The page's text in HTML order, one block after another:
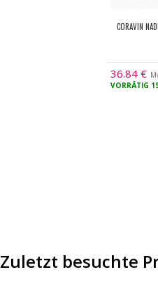
CORAVIN
36.84 €
VORRÄTIG
Zuletzt besuchte